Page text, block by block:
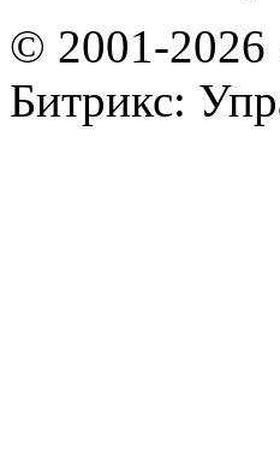
© 2001-2026
Битрикс: